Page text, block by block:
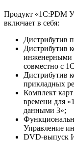
Продукт «1С:PDM
включает в себя:
Дистрибутив
Дистрибутив
инженерными
совместно с
Дистрибутив
прикладных
Комплект
времени для
данными 3»;
Управление
DVD-выпуск